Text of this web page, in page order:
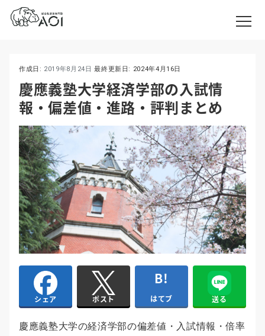
作成日: 2019年8月24日最終更新日: 2024年4月16日
慶應義塾大学経済学部の入試情
報・偏差値・進路・評判まとめ
シェア ポスト はてブ 送る
慶應義塾大学の経済学部の偏差値・入試情報・倍率